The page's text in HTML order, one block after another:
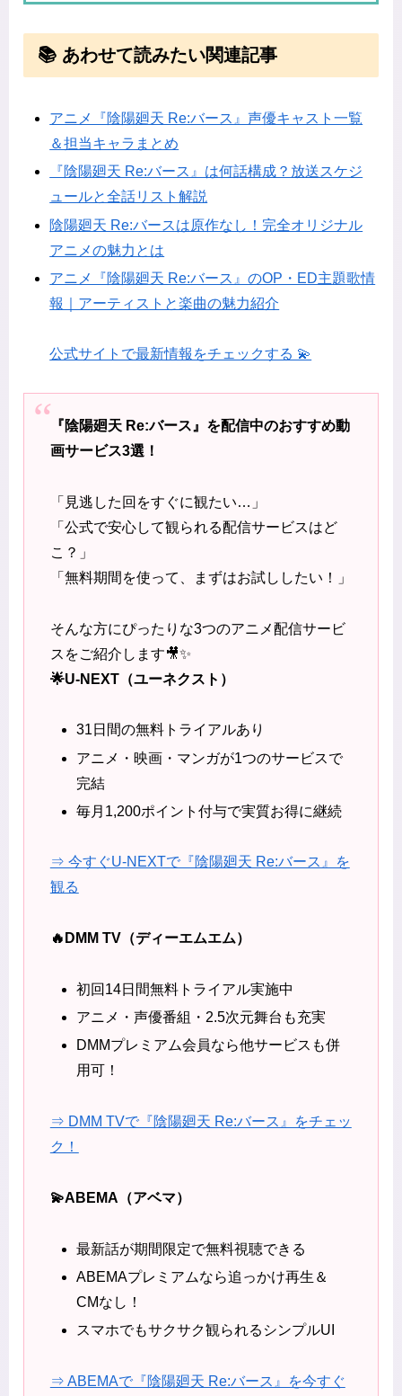
📚 あわせて読みたい関連記事
アニメ『陰陽廻天 Re:バース』声優キャスト一覧
＆担当キャラまとめ
『陰陽廻天 Re:バース』は何話構成？放送スケジ
ュールと全話リスト解説
陰陽廻天 Re:バースは原作なし！完全オリジナル
アニメの魅力とは
アニメ『陰陽廻天 Re:バース』のOP・ED主題歌情
報｜アーティストと楽曲の魅力紹介
公式サイトで最新情報をチェックする 💫
『陰陽廻天 Re:バース』を配信中のおすすめ動
画サービス3選！
「見逃した回をすぐに観たい…」
「公式で安心して観られる配信サービスはど
こ？」
「無料期間を使って、まずはお試ししたい！」
そんな方にぴったりな3つのアニメ配信サービ
スをご紹介します🎥✨
🌟U-NEXT（ユーネクスト）
31日間の無料トライアルあり
アニメ・映画・マンガが1つのサービスで
完結
毎月1,200ポイント付与で実質お得に継続
⇒ 今すぐU-NEXTで『陰陽廻天 Re:バース』を
観る
🔥DMM TV（ディーエムエム）
初回14日間無料トライアル実施中
アニメ・声優番組・2.5次元舞台も充実
DMMプレミアム会員なら他サービスも併
用可！
⇒ DMM TVで『陰陽廻天 Re:バース』をチェッ
ク！
💫ABEMA（アベマ）
最新話が期間限定で無料視聴できる
ABEMAプレミアムなら追っかけ再生＆
CMなし！
スマホでもサクサク観られるシンプルUI
⇒ ABEMAで『陰陽廻天 Re:バース』を今すぐ